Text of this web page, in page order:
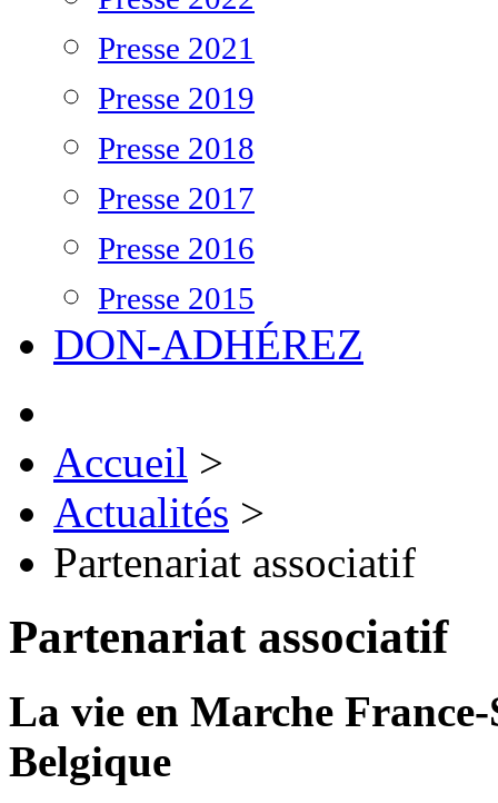
Presse 2021
Presse 2019
Presse 2018
Presse 2017
Presse 2016
Presse 2015
DON-ADHÉREZ
Accueil >
Actualités >
Partenariat associatif
Partenariat associatif
La vie en Marche France-
Belgique